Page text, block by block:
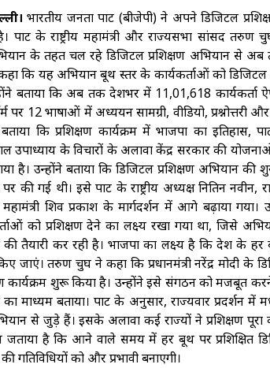
भारतीय जनता पार्टी (बीजेपी) ने अपने डिजिटल
पार्टी के राष्ट्रीय महामंत्री और राज्यसभा सांसद तरुण
के तहत चल रहे डिजिटल प्रशिक्षण अभियान से
कि यह अभियान बूथ स्तर के कार्यकर्ताओं को
बताया कि अब तक देशभर में 11,01,618 कार्यकर्ता
पर 12 भाषाओं में अध्ययन सामग्री, वीडियो, प्रश्नोत्तरी
कि प्रशिक्षण कार्यक्रम में भाजपा का इतिहास,
उपाध्याय के विचारों के अलावा केंद्र सरकार की
है। उन्होंने बताया कि डिजिटल प्रशिक्षण अभियान
की गई थी। इसे पार्टी के राष्ट्रीय अध्यक्ष नितिन नवीन,
शिव प्रकाश के मार्गदर्शन में आगे बढ़ाया
को प्रशिक्षण देने का लक्ष्य रखा गया था, जिसे
की तैयारी कर रही है। भाजपा का लक्ष्य है कि देश के हर
जाएं। तरुण चुघ ने कहा कि प्रधानमंत्री नरेंद्र मोदी के
कार्यक्रम शुरू किया है। उन्होंने इसे संगठन को मजबूत
माध्यम बताया। पार्टी के अनुसार, राज्यवार प्रदर्शन
से जुड़े हैं। इसके अलावा कई राज्यों ने प्रशिक्षण पूरा
जताया है कि आने वाले समय में हर बूथ पर प्रशिक्षित
गतिविधियों को और प्रभावी बनाएगी।